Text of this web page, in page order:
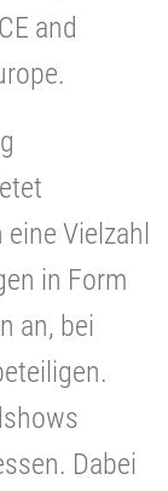
and
Vielzahl
in Form
an, bei
Dabei